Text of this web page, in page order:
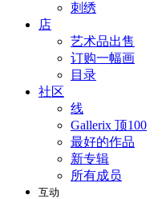
刺绣
店
艺术品出售
订购一幅画
目录
社区
线
Gallerix 顶100
最好的作品
新专辑
所有成员
互动